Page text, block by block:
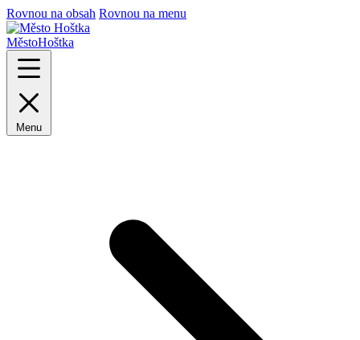
Rovnou na obsah Rovnou na menu
MěstoHoštka
Menu